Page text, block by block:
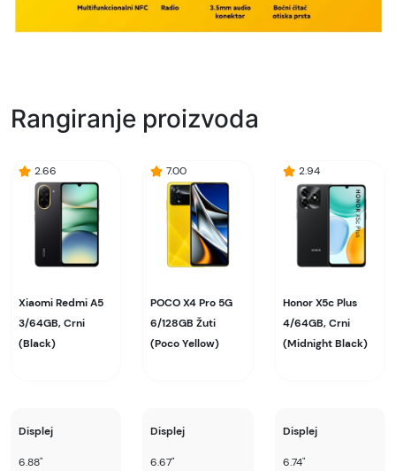
Rangiranje proizvoda
2.66
Xiaomi Redmi A5
3/64GB, Crni
(Black)
7.00
POCO X4 Pro 5G
6/128GB Žuti
(Poco Yellow)
2.94
Honor X5c Plus
4/64GB, Crni
(Midnight Black)
Displej
6.88"
Displej
6.67"
Displej
6.74"